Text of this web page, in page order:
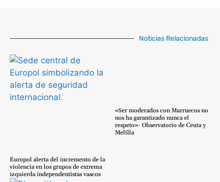
Noticias Relacionadas
Europol alerta del incremento de la
violencia en los grupos de extrema
izquierda independentistas vascos
«Ser moderados con Marruecos no
nos ha garantizado nunca el
respeto»- Observatorio de Ceuta y
Melilla